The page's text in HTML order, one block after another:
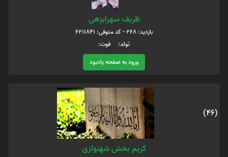
ظریف سهرابزهی
بازدید: 268 - کد متوفی: 6211841
تولد: فوت:
ورود به صفحه یادبود
(46)
کریم بخش شهنوازی